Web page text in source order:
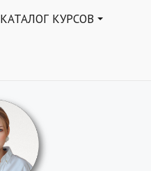
КАТАЛОГ КУРСОВ